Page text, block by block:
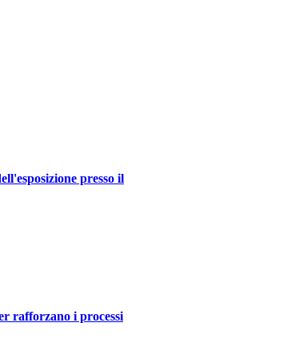
presso il
rafforzano i processi